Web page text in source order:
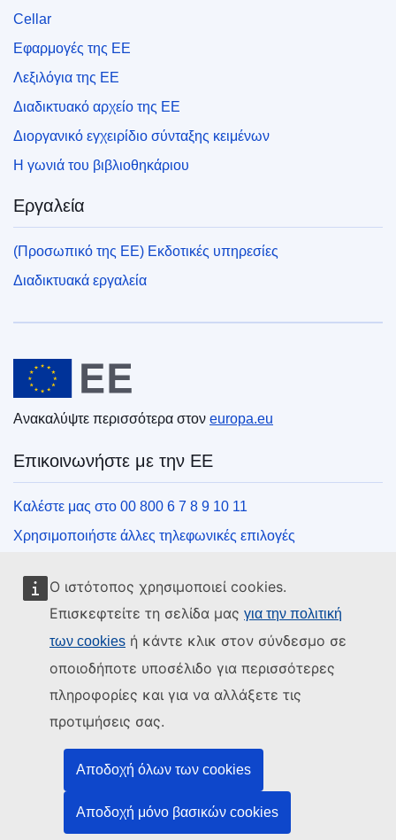
Ο ιστότοπος χρησιμοποιεί cookies.
Επισκεφτείτε τη σελίδα μας για την πολιτική
των cookies ή κάντε κλικ στον σύνδεσμο σε
οποιοδήποτε υποσέλιδο για περισσότερες
πληροφορίες και για να αλλάξετε τις
προτιμήσεις σας.
Αποδοχή όλων των cookies
Αποδοχή μόνο βασικών cookies
Cellar
Εφαρμογές της ΕΕ
Λεξιλόγια της ΕΕ
Διαδικτυακό αρχείο της ΕΕ
Διοργανικό εγχειρίδιο σύνταξης κειμένων
Η γωνιά του βιβλιοθηκάριου
Εργαλεία
(Προσωπικό της ΕΕ) Εκδοτικές υπηρεσίες
Διαδικτυακά εργαλεία
Ευρωπαϊκή Ένωση
Ανακαλύψτε περισσότερα στον europa.eu
Επικοινωνήστε με την ΕΕ
Καλέστε μας στο 00 800 6 7 8 9 10 11
Χρησιμοποιήστε άλλες τηλεφωνικές επιλογές
Συναντήστε μας σε ένα από τα κέντρα της ΕΕ
Μέσα κοινωνικής δικτύωσης
Αναζητήστε τα κανάλια της ΕΕ στα μέσα κοινωνικής
Θεσμικά όργανα και οργανισμοί της ΕΕ
Αναζήτηση όλων των θεσμικών και λοιπών οργάνων και
οργανισμών της ΕΕ